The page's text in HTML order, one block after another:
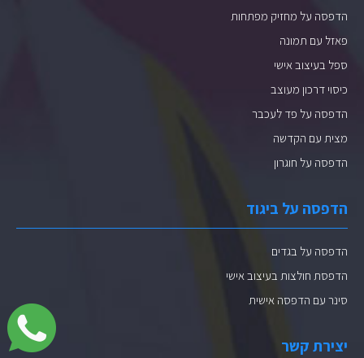
הדפסה על מחזיק מפתחות
פאזל עם תמונה
ספל בעיצוב אישי
כיסוי דרכון מעוצב
הדפסה על פד לעכבר
מצית עם הקדשה
הדפסה על חוגרון
הדפסה על ביגוד
הדפסה על בגדים
הדפסת חולצות בעיצוב אישי
סינר עם הדפסה אישית
יצירת קשר